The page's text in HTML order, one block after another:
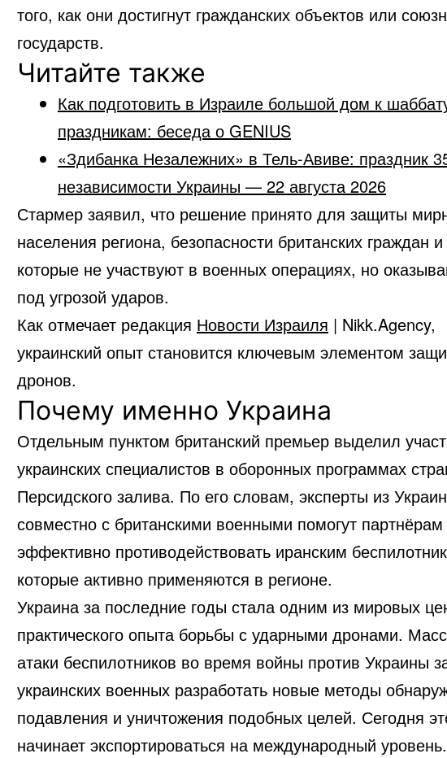
того, как они достигнут гражданских объектов или
государств.
Читайте также
Как подготовить в Израиле большой дом к
праздникам: беседа о GENIUS
«Здибанка Незалежних» в Тель-Авиве: праздник
независимости Украины — 22 августа 2026
Стармер заявил, что решение принято для защиты
населения региона, безопасности британских граждан и
которые не участвуют в военных операциях, но
под угрозой ударов.
Как отмечает редакция Новости Израиля | Nikk.Agency,
украинский опыт становится ключевым элементом
дронов.
Почему именно Украина
Отдельным пунктом британский премьер выделил
украинских специалистов в оборонных программах
Персидского залива. По его словам, эксперты из
совместно с британскими военными помогут партнёрам
эффективно противодействовать иранским
которые активно применяются в регионе.
Украина за последние годы стала одним из мировых
практического опыта борьбы с ударными дронами.
атаки беспилотников во время войны против Украины
украинских военных разработать новые методы
подавления и уничтожения подобных целей. Сегодня
начинает экспортироваться на международный уровень.